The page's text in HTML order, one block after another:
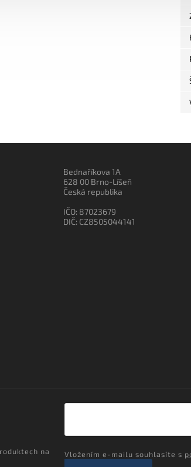
Bednaříkova 1A
628 00 Brno-Líšeň
Česká republika
IČO: 87023679
DIČ: CZ8505044141
na
Vložením e-mailu souhlasíte s